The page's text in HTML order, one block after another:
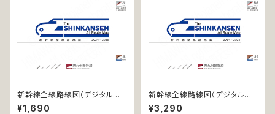
新幹線全線路線図（デジタル版
／LT）
¥1,690
新幹線全線路線図（デジタル版
／LT-NC）
¥3,290